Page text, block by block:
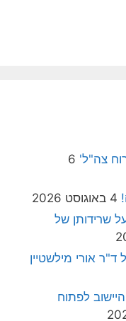
צה"ל' 6
4 באוגוסט 2026
שרידותן של
אורי מילשטיין
לפתוח